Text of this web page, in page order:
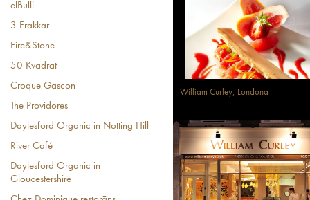
elBulli
3 Frakkar
Fire&Stone
50 Kvadrat
Croque Gascon
The Providores
Daylesford Organic in Notting Hill
River Café
Daylesford Organic in
Gloucestershire
William Curley, Londona